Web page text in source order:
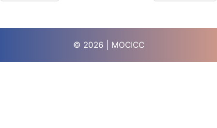
© 2026 | MOCICC